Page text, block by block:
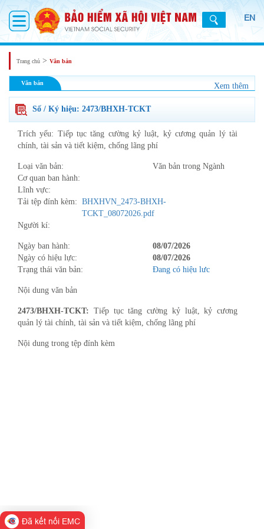
EN
Trang chủ > Văn bản
Văn bản Xem thêm
Số / Ký hiệu: 2473/BHXH-TCKT
Trích yếu: Tiếp tục tăng cường kỷ luật, kỷ cương quản lý tài
chính, tài sản và tiết kiệm, chống lãng phí
Loại văn bản:
Văn bản trong Ngành
Cơ quan ban hành:
Lĩnh vực:
Tải tệp đính kèm:
BHXHVN_2473-BHXH-
TCKT_08072026.pdf
Người kí:
Ngày ban hành:
08/07/2026
Ngày có hiệu lực:
08/07/2026
Trạng thái văn bản:
Đang có hiệu lưc
Nội dung văn bản
2473/BHXH-TCKT: Tiếp tục tăng cường kỷ luật, kỷ cương
quản lý tài chính, tài sản và tiết kiệm, chống lãng phí
Nội dung trong tệp đính kèm
Đã kết nối EMC